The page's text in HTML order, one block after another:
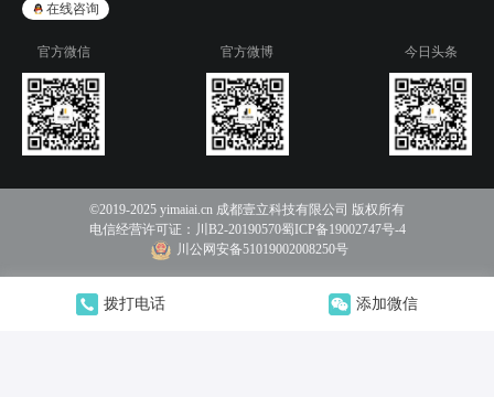
拨打电话 添加微信
在线咨询
官方微信 官方微博 今日头条
©2019-2025 yimaiai.cn 成都壹立科技有限公司 版权所有
电信经营许可证： 川B2-20190570蜀ICP备19002747号-4
川公网安备51019002008250号